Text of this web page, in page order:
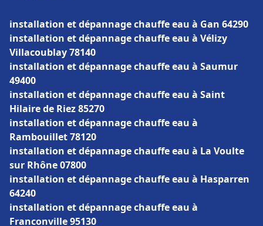
installation et dépannage chauffe eau à Gan 64290
installation et dépannage chauffe eau à Vélizy
Villacoublay 78140
installation et dépannage chauffe eau à Saumur
49400
installation et dépannage chauffe eau à Saint
Hilaire de Riez 85270
installation et dépannage chauffe eau à
Rambouillet 78120
installation et dépannage chauffe eau à La Voulte
sur Rhône 07800
installation et dépannage chauffe eau à Hasparren
64240
installation et dépannage chauffe eau à
Franconville 95130